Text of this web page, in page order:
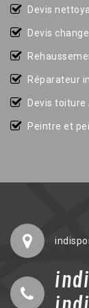
Devis
Devis
Réparateur
Devis toiture
Peintre et